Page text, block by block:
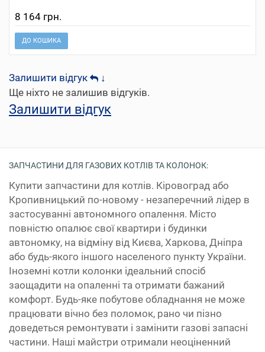
8 164 грн.
ДО КОШИКА
Залишити відгук
↓
Ще ніхто не залишив відгуків.
Залишити відгук
ЗАПЧАСТИНИ ДЛЯ ГАЗОВИХ КОТЛІВ ТА КОЛОНОК:
Купити запчастини для котлів. Кіровоград або
Кропивницький по-новому - незаперечний лідер в
застосуванні автономного опалення. Місто
повністю опалює свої квартири і будинки
автономку, на відміну від Києва, Харкова, Дніпра
або будь-якого іншого населеного пункту України.
Іноземні котли колонки ідеальний спосіб
заощадити на опаленні та отримати бажаний
комфорт. Будь-яке побутове обладнання не може
працювати вічно без поломок, рано чи пізно
доведеться ремонтувати і замінити газові запасні
частини. Наші майстри отримали неоціненний